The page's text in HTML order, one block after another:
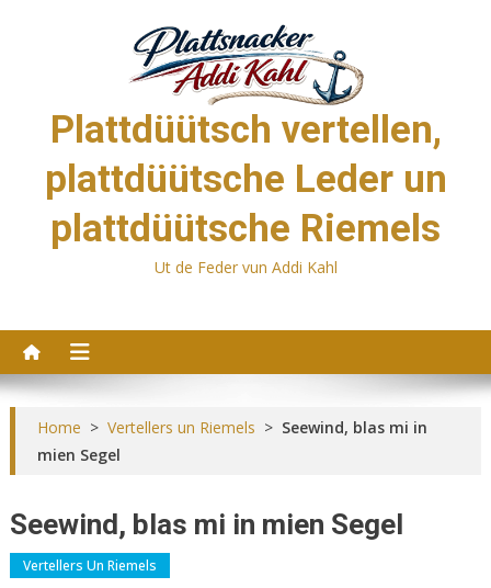
Plattdüütsch vertellen,
plattdüütsche Leder un
plattdüütsche Riemels
Ut de Feder vun Addi Kahl
Home > Vertellers un Riemels > Seewind, blas mi in
mien Segel
Seewind, blas mi in mien Segel
Vertellers Un Riemels